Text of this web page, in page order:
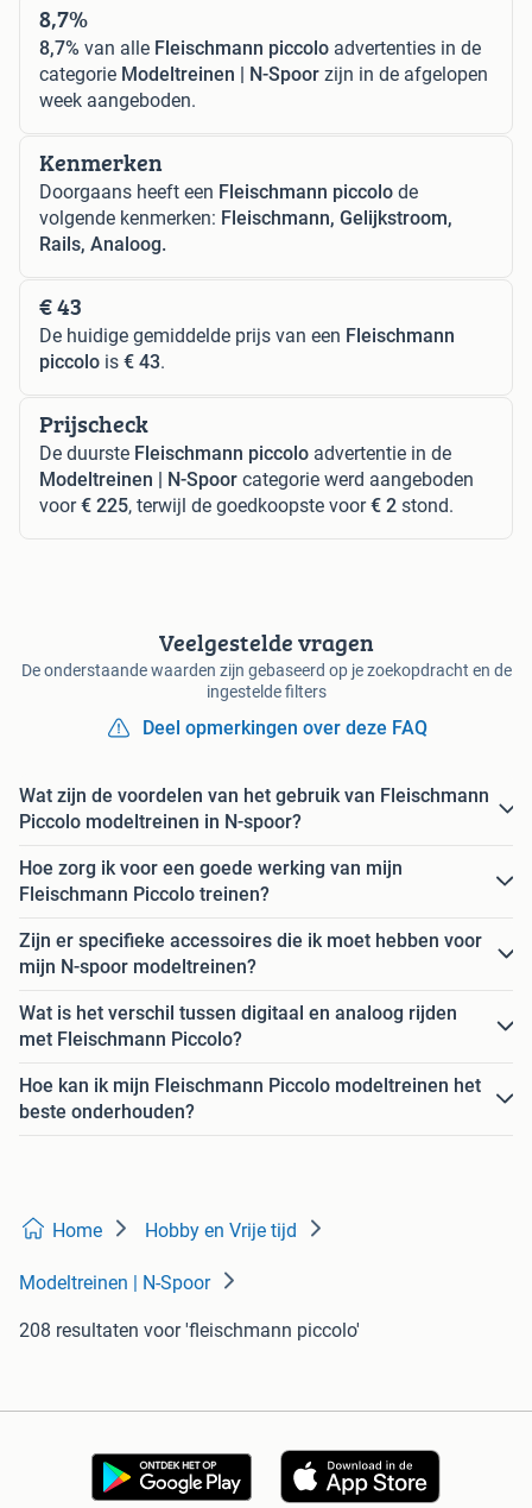
8,7%
8,7% van alle Fleischmann piccolo advertenties in de
categorie Modeltreinen | N-Spoor zijn in de afgelopen
week aangeboden.
Kenmerken
Doorgaans heeft een Fleischmann piccolo de
volgende kenmerken: Fleischmann, Gelijkstroom,
Rails, Analoog.
€ 43
De huidige gemiddelde prijs van een Fleischmann
piccolo is € 43.
Prijscheck
De duurste Fleischmann piccolo advertentie in de
Modeltreinen | N-Spoor categorie werd aangeboden
voor€ 225, terwijl de goedkoopste voor€ 2 stond.
Veelgestelde vragen
De onderstaande waarden zijn gebaseerd op je zoekopdracht en de
ingestelde filters
Deel opmerkingen over deze FAQ
Wat zijn de voordelen van het gebruik van Fleischmann
Piccolo modeltreinen in N-spoor?
Hoe zorg ik voor een goede werking van mijn
Fleischmann Piccolo treinen?
Zijn er specifieke accessoires die ik moet hebben voor
mijn N-spoor modeltreinen?
Wat is het verschil tussen digitaal en analoog rijden
met Fleischmann Piccolo?
Hoe kan ik mijn Fleischmann Piccolo modeltreinen het
beste onderhouden?
Home Hobby en Vrije tijd
Modeltreinen | N-Spoor
208 resultaten voor 'fleischmann piccolo'